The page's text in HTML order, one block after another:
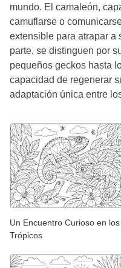
mundo. El camaleón,
camuflarse o
extensible para atrapar a
parte, se distinguen por
pequeños geckos hasta
capacidad de regenerar
adaptación única entre
Un Encuentro Curioso en los
Trópicos